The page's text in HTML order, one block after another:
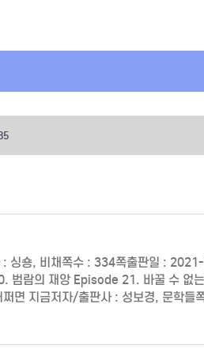
: 싱숑, 비채쪽수 : 334쪽출판일 :
람의 재앙 Episode 21. 바꿀 수 없
면 지금저자/출판사 : 성보경, 문학들